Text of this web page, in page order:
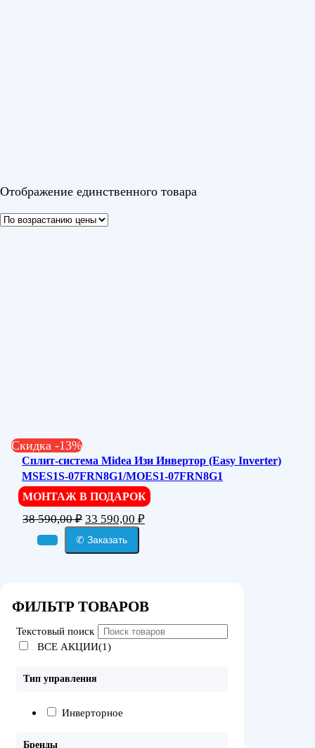
Отображение единственного товара
Скидка -13%
Сплит-система Midea Изи Инвертор (Easy Inverter)
MSES1S-07FRN8G1/MOES1-07FRN8G1
МОНТАЖ В ПОДАРОК
38 590,00₽ Первоначальная
цена
составляла
33 590,00 ₽Текущая
✆ Заказать
ФИЛЬТР ТОВАРОВ
Текстовый поиск
ВСЕ АКЦИИ(1)
Тип управления
Инверторное
Бренды